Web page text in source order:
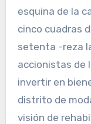
esquina de la
cinco cuadras
setenta -reza
accionistas de
invertir en
distrito de
visión de